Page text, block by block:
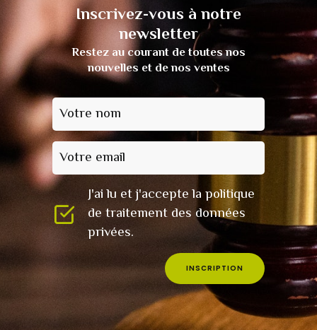
Inscrivez-vous à notre
newsletter
Restez au courant de toutes nos
nouvelles et de nos ventes
Votre nom
Votre email
J'ai lu et j'accepte la politique
de traitement des données
privées.
INSCRIPTION